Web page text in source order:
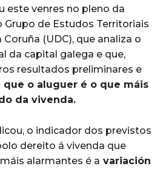
este venres no pleno da
Grupo de Estudos Territoriais
(UDC), que analiza o
da capital galega e que,
resultados preliminares e
que o aluguer é o que máis
da vivenda.
o indicador dos previstos
dereito á vivenda que
alarmantes é a variación